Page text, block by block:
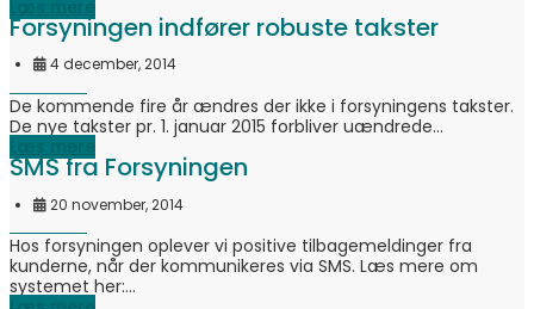
Forsyningen indfører robuste takster
4 december, 2014
De kommende fire år ændres der ikke i forsyningens takster.
De nye takster pr. 1. januar 2015 forbliver uændrede...
SMS fra Forsyningen
20 november, 2014
Hos forsyningen oplever vi positive tilbagemeldinger fra
kunderne, når der kommunikeres via SMS. Læs mere om
systemet her:...